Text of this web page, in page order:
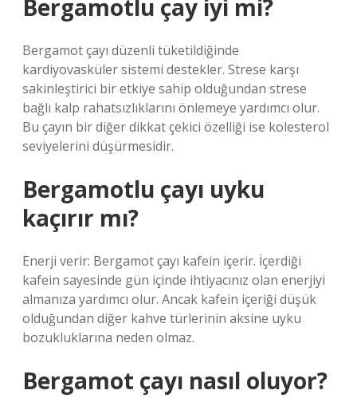
Bergamotlu çay iyi mi?
Bergamot çayı düzenli tüketildiğinde
kardiyovasküler sistemi destekler. Strese karşı
sakinleştirici bir etkiye sahip olduğundan strese
bağlı kalp rahatsızlıklarını önlemeye yardımcı olur.
Bu çayın bir diğer dikkat çekici özelliği ise kolesterol
seviyelerini düşürmesidir.
Bergamotlu çayı uyku
kaçırır mı?
Enerji verir: Bergamot çayı kafein içerir. İçerdiği
kafein sayesinde gün içinde ihtiyacınız olan enerjiyi
almanıza yardımcı olur. Ancak kafein içeriği düşük
olduğundan diğer kahve türlerinin aksine uyku
bozukluklarına neden olmaz.
Bergamot çayı nasıl oluyor?